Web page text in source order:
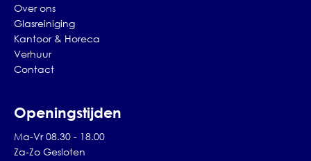
Over ons
Glasreiniging
Kantoor & Horeca
Verhuur
Contact
Openingstijden
Ma-Vr 08.30 - 18.00
Za-Zo Gesloten